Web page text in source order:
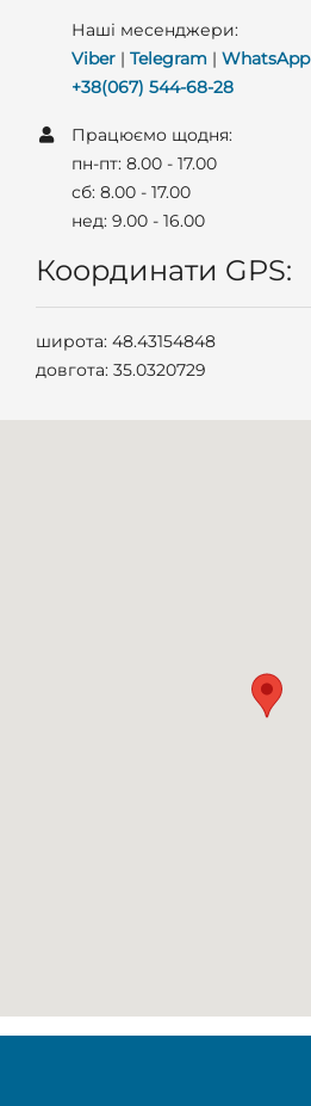
Наші месенджери:
Viber | Telegram | WhatsApp
+38(067) 544-68-28
Працюємо щодня:
пн-пт: 8.00 - 17.00
сб: 8.00 - 17.00
нед: 9.00 - 16.00
Координати GPS:
широта: 48.43154848
довгота: 35.0320729